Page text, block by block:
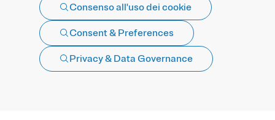
Consenso all'uso dei cookie
Consent & Preferences
Privacy & Data Governance